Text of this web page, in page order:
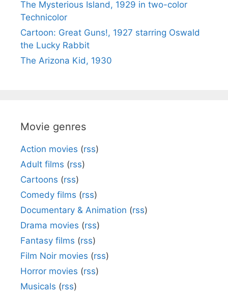
The Mysterious Island, 1929 in two-color
Technicolor
Cartoon: Great Guns!, 1927 starring Oswald
the Lucky Rabbit
The Arizona Kid, 1930
Movie genres
Action movies (rss)
Adult films (rss)
Cartoons (rss)
Comedy films (rss)
Documentary & Animation (rss)
Drama movies (rss)
Fantasy films (rss)
Film Noir movies (rss)
Horror movies (rss)
Musicals (rss)